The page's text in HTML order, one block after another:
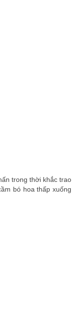
trong thời khắc trao
bó hoa thấp xuống